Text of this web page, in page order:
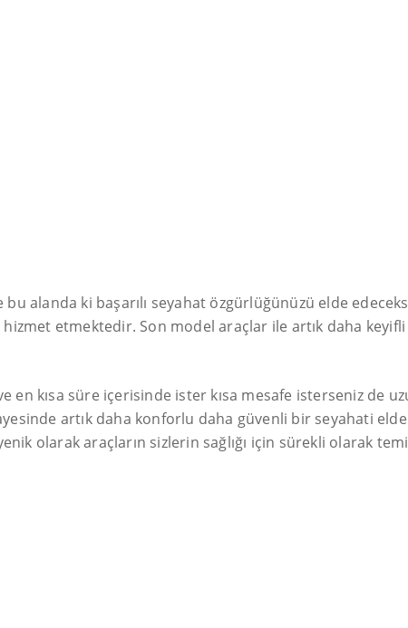
alanda ki başarılı seyahat özgürlüğünüzü elde
etmektedir. Son model araçlar ile artık daha
en kısa süre içerisinde ister kısa mesafe isterseniz de
artık daha konforlu daha güvenli bir seyahati
olarak araçların sizlerin sağlığı için sürekli olarak